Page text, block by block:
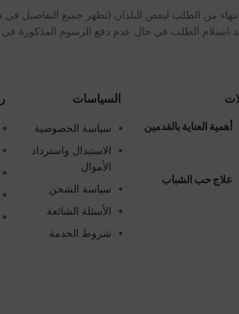
من الطلب لبعض البلدان (تظهر جميع التفاصيل
استلام الطلب في حال عدم دفع الرسوم المذكورة في
أهمية العناية بالقدمين
علاج حب الشباب
السياسات
سياسة الخصوصية
الاستبدال واسترداد
الأموال
سياسة الشحن
الأسئلة الشائعة
شروط الخدمة